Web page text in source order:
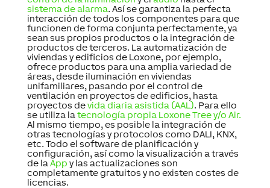
sistema de alarma. Así se garantiza la perfecta
interacción de todos los componentes para que
funcionen de forma conjunta perfectamente, ya
sean sus propios productos o la integración de
productos de terceros. La automatización de
viviendas y edificios de Loxone, por ejemplo,
ofrece productos para una amplia variedad de
áreas, desde iluminación en viviendas
unifamiliares, pasando por el control de
ventilación en proyectos de edificios, hasta
proyectos devida diaria asistida (AAL). Para ello
se utiliza la tecnología propia Loxone Tree y/o Air.
Al mismo tiempo, es posible la integración de
otras tecnologías y protocolos como DALI, KNX,
etc. Todo el software de planificación y
configuración, así como la visualización a través
de la App y las actualizaciones son
completamente gratuitos y no existen costes de
licencias.